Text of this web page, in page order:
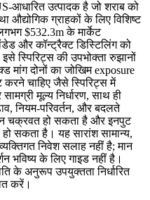
आधारित उत्पादक है जो शराब को
औद्योगिक ग्राहकों के लिए विशिष्ट
$532.3m के मार्केट
और कॉन्ट्रैक्ट डिस्टिलिंग को
स्पिरिट्स की उपभोक्ता रुझानों
मांग दोनों का जोखिम exposure
करने चाहिए जैसे स्पिरिट्स में
मूल्य निर्धारण, साथ ही
नियम-परिवर्तन, और बदलते
चक्रवत हो सकता है और इनपुट
सकता है। यह सारांश सामान्य,
निवेश सलाह नहीं है; मान
भविष्य के लिए गाइड नहीं है।
के अनुरूप उपयुक्तता निर्धारित
करें।